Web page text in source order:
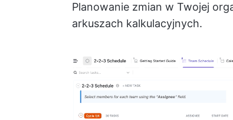
Planowanie zmian w Twojej
arkuszach kalkulacyjnych.